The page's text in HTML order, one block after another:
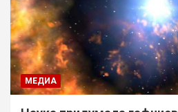
МЕДИА